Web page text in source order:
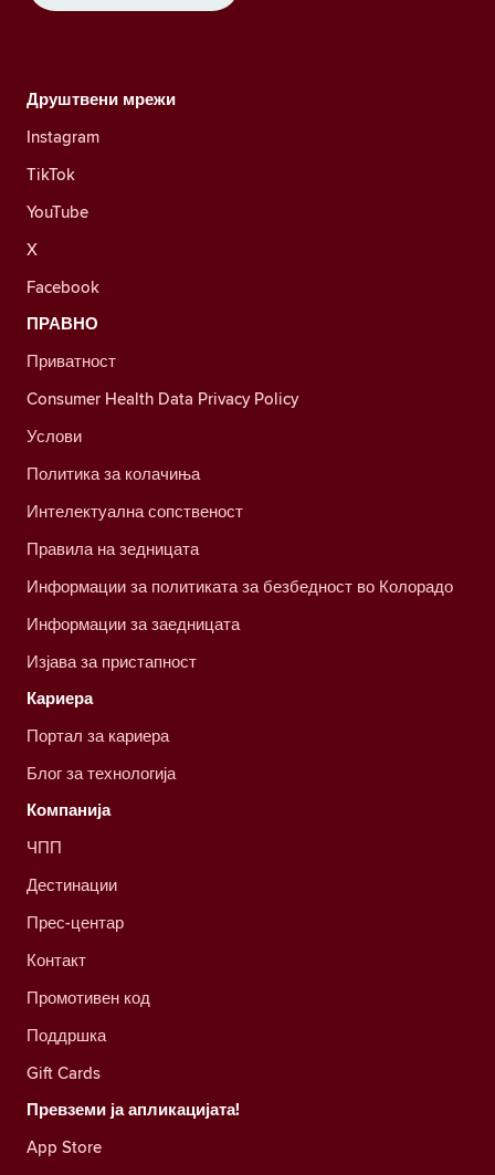
Друштвени мрежи
Instagram
TikTok
YouTube
X
Facebook
ПРАВНО
Приватност
Consumer Health Data Privacy Policy
Услови
Политика за колачиња
Интелектуална сопственост
Правила на зедницата
Информации за политиката за безбедност во Колорадо
Информации за заедницата
Изјава за пристапност
Кариера
Портал за кариера
Блог за технологија
Компанија
ЧПП
Дестинации
Прес-центар
Контакт
Промотивен код
Поддршка
Gift Cards
Превземи ја апликацијата!
App Store